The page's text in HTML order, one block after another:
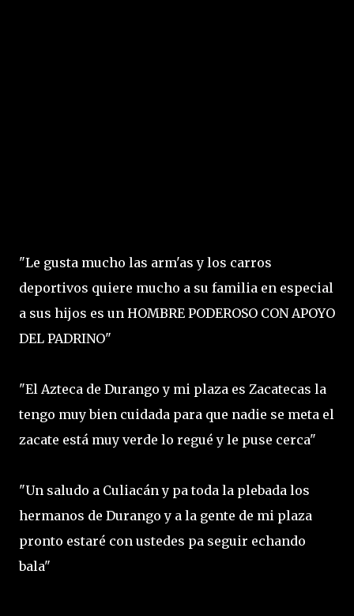
"Le gusta mucho las arm'as y los carros
deportivos quiere mucho a su familia en especial
a sus hijos es un HOMBRE PODEROSO CON APOYO
DEL PADRINO"
"El Azteca de Durango y mi plaza es Zacatecas la
tengo muy bien cuidada para que nadie se meta el
zacate está muy verde lo regué y le puse cerca"
"Un saludo a Culiacán y pa toda la plebada los
hermanos de Durango y a la gente de mi plaza
pronto estaré con ustedes pa seguir echando
bala"